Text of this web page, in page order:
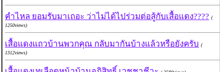
คำไหล ยอมรับมาเถอะ ว่าไม่ได้ไปร่วมต่อสู้กับเสื้อแดง???? (
1250views)
เสื้อแดงแถวบ้านพวกคุณ กลับมากันบ้างแล้วหรือยังครับ (
1312views)